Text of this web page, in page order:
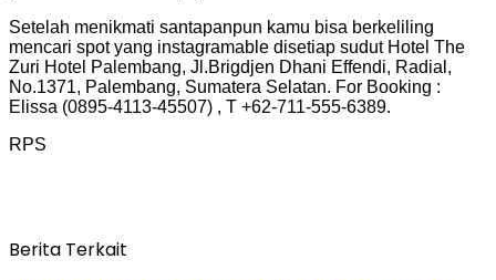
Setelah menikmati santapanpun kamu bisa berkeliling
mencari spot yang instagramable disetiap sudut Hotel The
Zuri Hotel Palembang, Jl.Brigdjen Dhani Effendi, Radial,
No.1371, Palembang, Sumatera Selatan. For Booking :
Elissa (0895-4113-45507) , T +62-711-555-6389.
RPS
Berita Terkait